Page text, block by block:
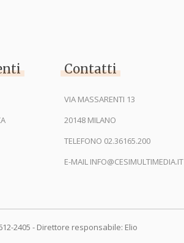
Contatti
VIA MASSARENTI 13
20148 MILANO
TELEFONO 02.36165.200
E-MAIL INFO@CESIMULTIMEDIA.IT
2405 - Direttore responsabile: Elio